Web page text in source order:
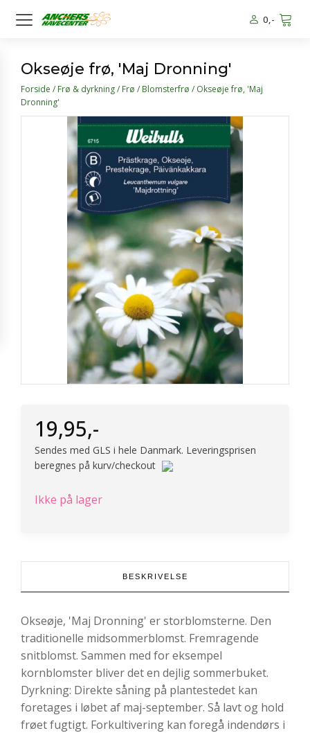
0,-
Forside / Frø & dyrkning/ Frø / Blomsterfrø / Okseøje frø, 'Maj
Dronning'
Okseøje frø, 'Maj Dronning'
19,95,-
Sendes med GLS i hele Danmark. Leveringsprisen
beregnes på kurv/checkout
Ikke på lager
BESKRIVELSE
Okseøje, 'Maj Dronning' er storblomsterne. Den
traditionelle midsommerblomst. Fremragende
snitblomst. Sammen med for eksempel
kornblomster bliver det en dejlig sommerbuket.
Dyrkning: Direkte såning på plantestedet kan
foretages i løbet af maj-september. Så lavt og hold
frøet fugtigt. Forkultivering kan foregå indendørs i